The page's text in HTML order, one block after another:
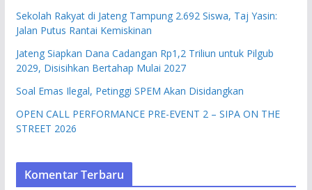
Sekolah Rakyat di Jateng Tampung 2.692 Siswa, Taj Yasin:
Jalan Putus Rantai Kemiskinan
Jateng Siapkan Dana Cadangan Rp1,2 Triliun untuk Pilgub
2029, Disisihkan Bertahap Mulai 2027
Soal Emas Ilegal, Petinggi SPEM Akan Disidangkan
OPEN CALL PERFORMANCE PRE-EVENT 2 – SIPA ON THE
STREET 2026
Komentar Terbaru